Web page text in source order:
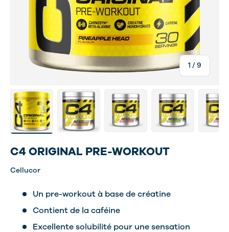
1 /de
9
Charger l’image 1 dans la vue de galerie
Charger l’image 27 dans la vue de galerie
Charger l’image 28 dans la
Charger l’image
C4 ORIGINAL PRE-WORKOUT
Cellucor
Un pre-workout à base de créatine
Contient de la caféine
Excellente solubilité pour une sensation